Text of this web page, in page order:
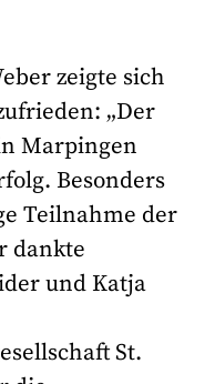
zeigte sich
„Der
Marpingen
Besonders
Teilnahme der
dankte
und Katja
St.